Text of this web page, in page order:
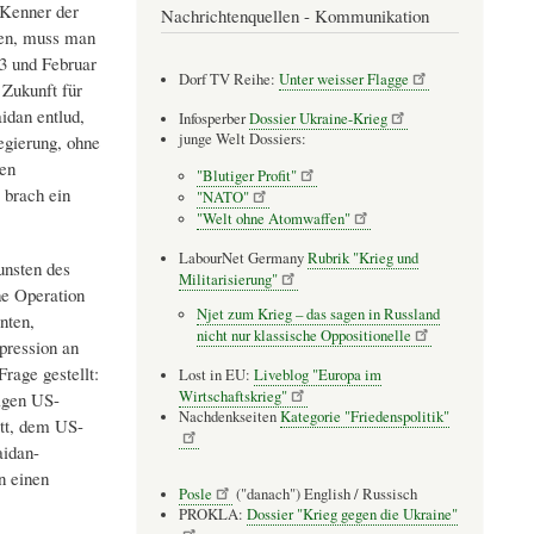
der
muss man
und Februar
Zukunft für
entlud,
ohne
ein
des
Operation
an
gestellt:
US-
dem US-
einen
Nachrichtenquellen - Kommunikation
Dorf TV Reihe: Unter weisser Flagge
InfosperberDossier Ukraine-Krieg
junge Welt Dossiers:
"Blutiger Profit"
"NATO"
"Welt ohne Atomwaffen"
LabourNet GermanyRubrik "Krieg und
Militarisierung"
Njet zum Krieg – das sagen in Russland
nicht nur klassische Oppositionelle
Lost in EU: Liveblog "Europa im
Wirtschaftskrieg"
NachdenkseitenKategorie "Friedenspolitik"
Posle
("danach") English / Russisch
PROKLA: Dossier "Krieg gegen die Ukraine"